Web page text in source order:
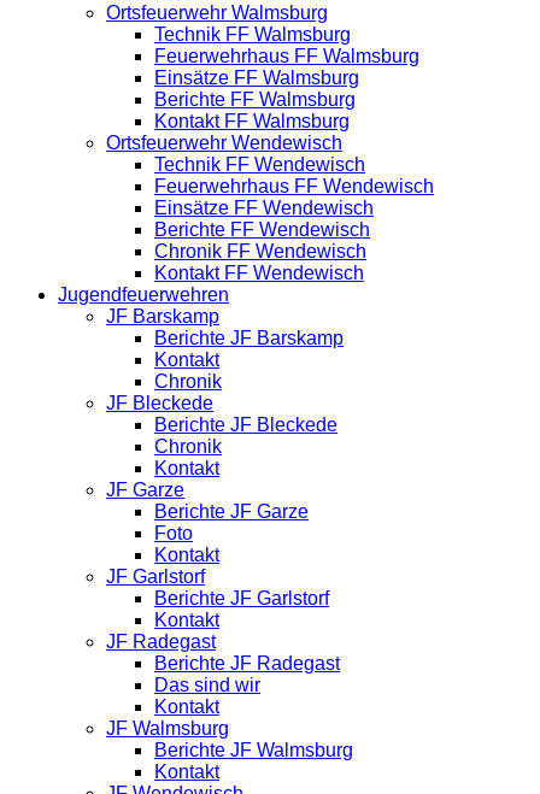
Ortsfeuerwehr Walmsburg
Technik FF Walmsburg
Feuerwehrhaus FF Walmsburg
Einsätze FF Walmsburg
Berichte FF Walmsburg
Kontakt FF Walmsburg
Ortsfeuerwehr Wendewisch
Technik FF Wendewisch
Feuerwehrhaus FF Wendewisch
Einsätze FF Wendewisch
Berichte FF Wendewisch
Chronik FF Wendewisch
Kontakt FF Wendewisch
Jugendfeuerwehren
JF Barskamp
Berichte JF Barskamp
Kontakt
Chronik
JF Bleckede
Berichte JF Bleckede
Chronik
Kontakt
JF Garze
Berichte JF Garze
Foto
Kontakt
JF Garlstorf
Berichte JF Garlstorf
Kontakt
JF Radegast
Berichte JF Radegast
Das sind wir
Kontakt
JF Walmsburg
Berichte JF Walmsburg
Kontakt